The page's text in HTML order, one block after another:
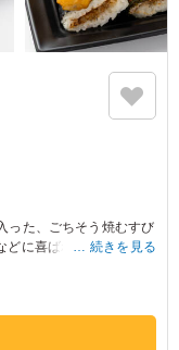
った、ごちそう焼むすび
どに喜ばれること間違い
続きを見る